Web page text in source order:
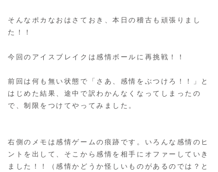
そんなポカなおはさておき、本日の稽古も頑張りまし
た！！
今回のアイスブレイクは感情ボールに再挑戦！！
前回は何も無い状態で「さあ、感情をぶつけろ！！」と
はじめた結果、途中で訳わかんなくなってしまったの
で、制限をつけてやってみました。
右側のメモは感情ゲームの痕跡です。いろんな感情のヒ
ントを出して、そこから感情を相手にオファーしていき
ました！！（感情かどうか怪しいものがあるのでは？と